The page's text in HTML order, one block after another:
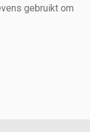
gebruikt om